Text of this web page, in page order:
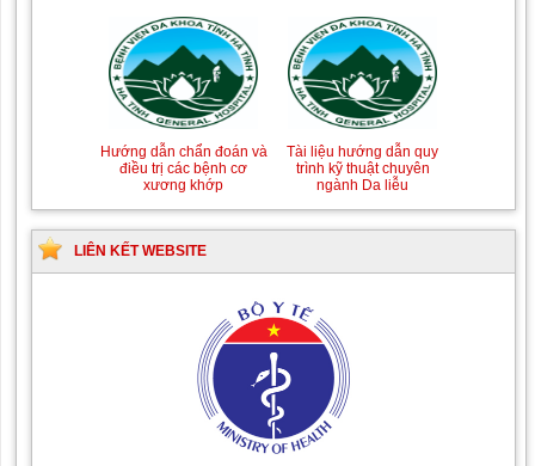
Hướng dẫn chẩn đoán và
điều trị các bệnh cơ
xương khớp
Tài liệu hướng dẫn quy
trình kỹ thuật chuyên
ngành Da liễu
LIÊN KẾT WEBSITE